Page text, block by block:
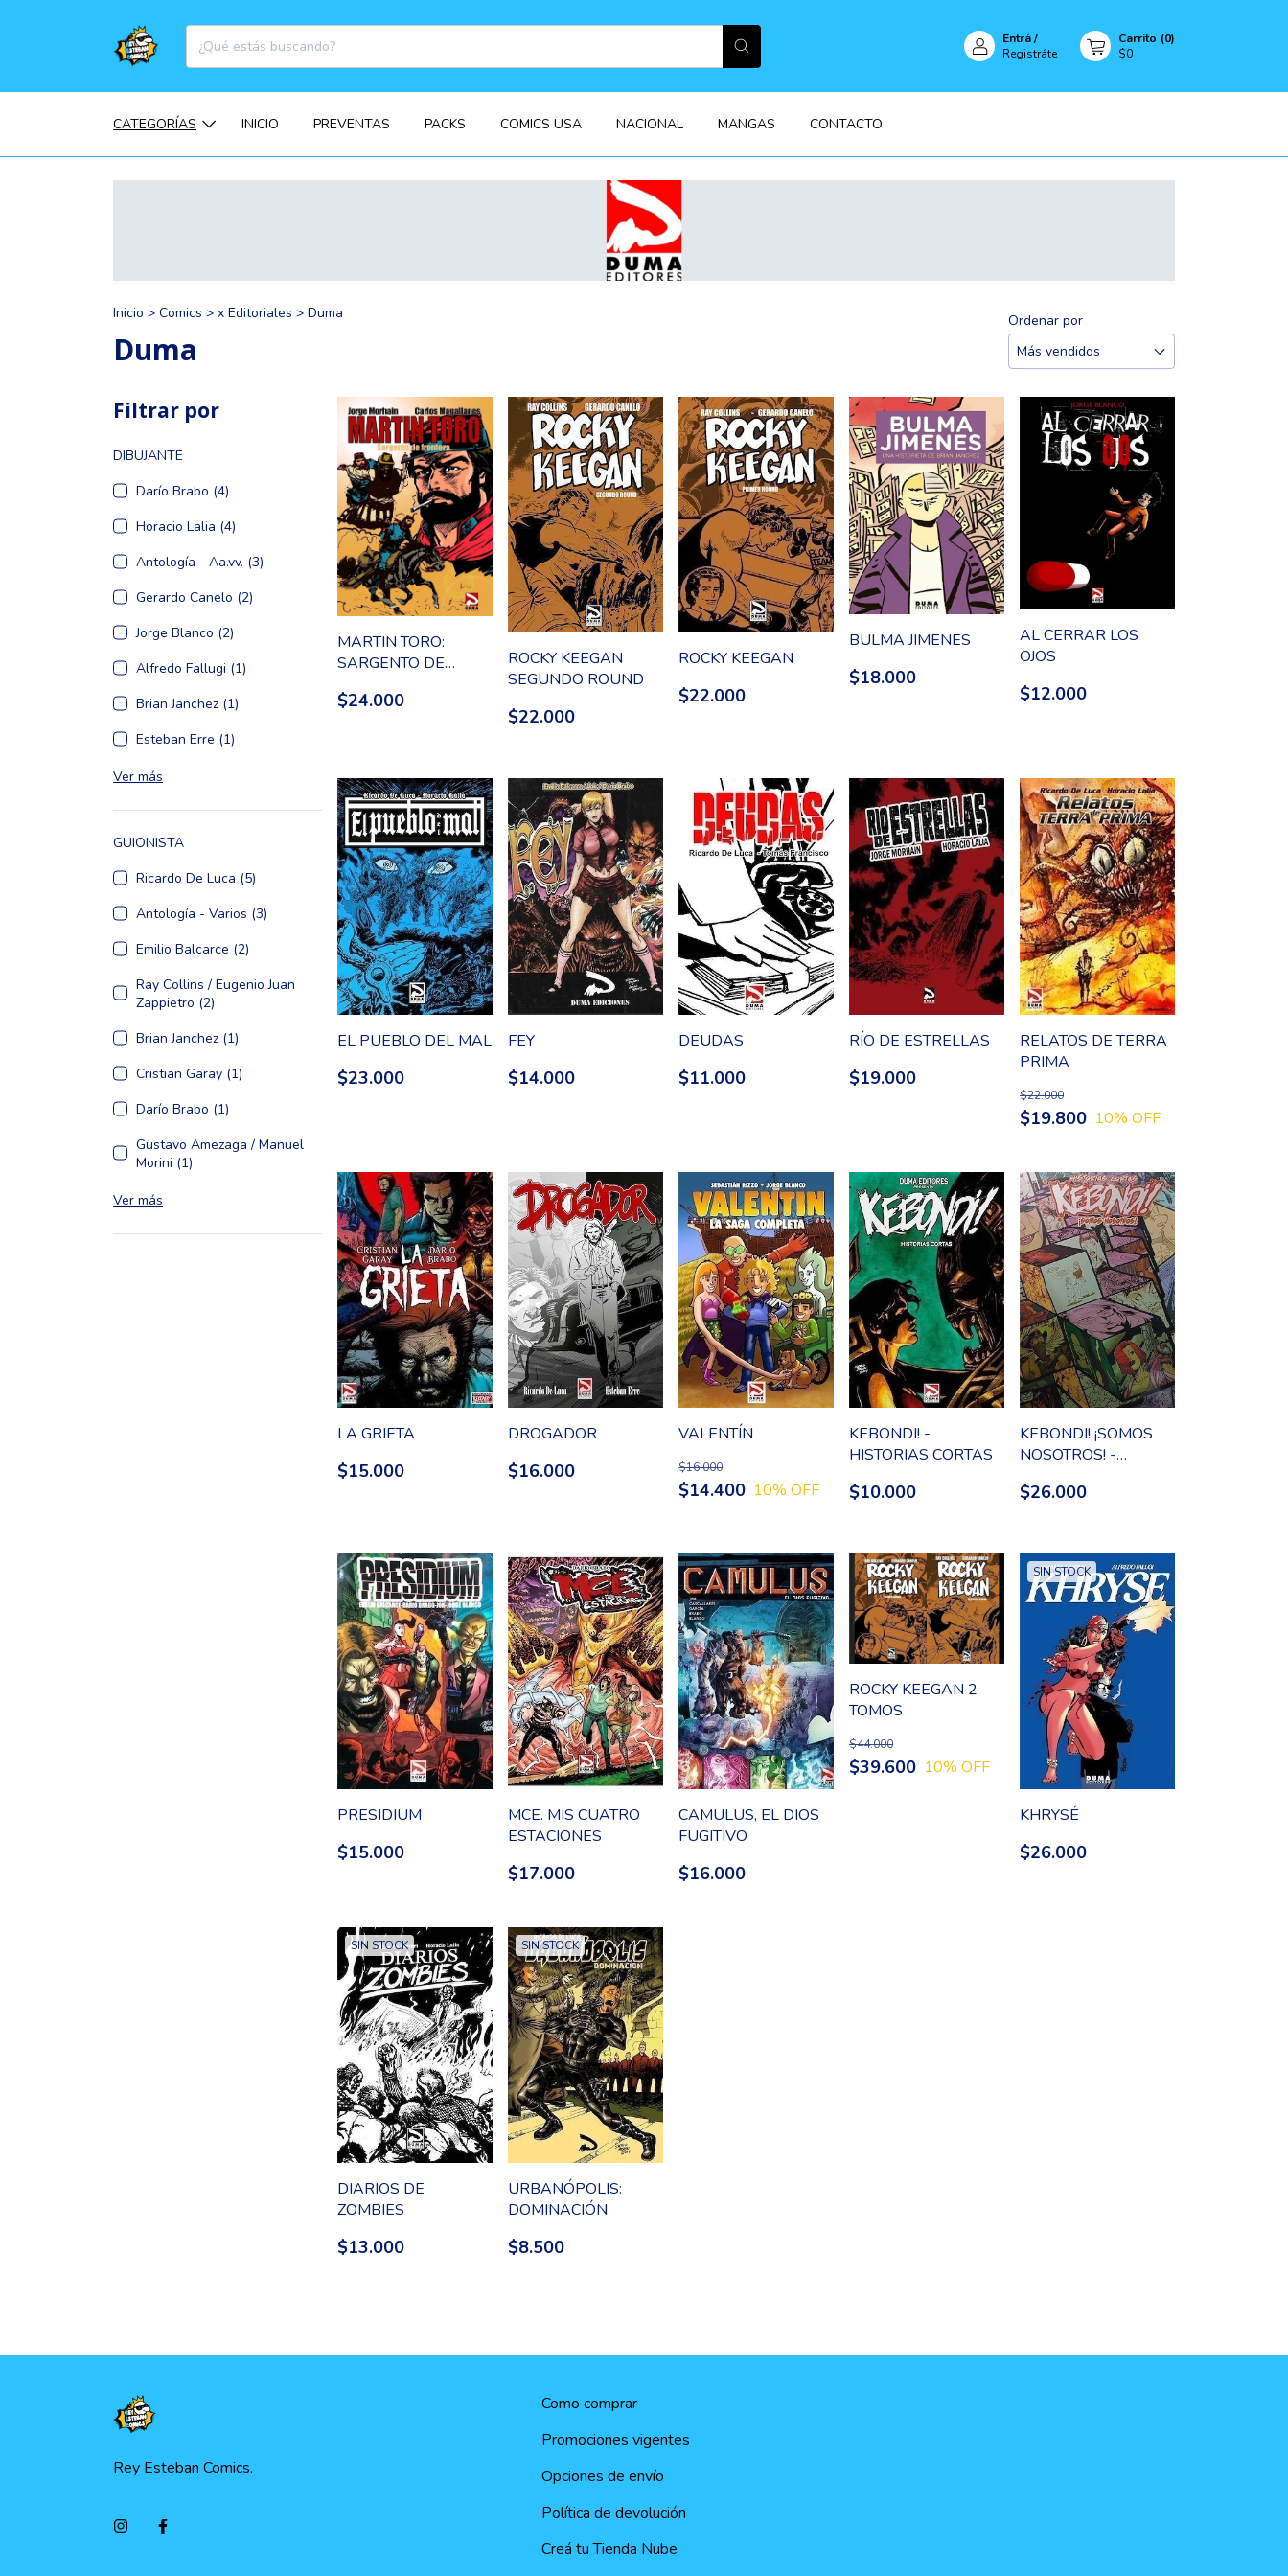
Entrá/
Registráte
Carrito (0)
$0
CATEGORÍAS INICIO PREVENTAS PACKS COMICS USA NACIONAL MANGAS CONTACTO
Inicio > Comics > x Editoriales > Duma
Duma
Ordenar por
Filtrar por
DIBUJANTE
Darío Brabo (4)
Horacio Lalia (4)
Antología - Aa.vv. (3)
Gerardo Canelo (2)
Jorge Blanco (2)
Alfredo Fallugi (1)
Brian Janchez (1)
Esteban Erre (1)
Ver más
GUIONISTA
Ricardo De Luca (5)
Antología - Varios (3)
Emilio Balcarce (2)
Ray Collins / Eugenio Juan
Zappietro (2)
Brian Janchez (1)
Cristian Garay (1)
Darío Brabo (1)
Gustavo Amezaga / Manuel
Morini (1)
Ver más
MARTIN TORO:
SARGENTO DE
$24.000
ROCKY KEEGAN
SEGUNDO ROUND
$22.000
ROCKY KEEGAN
$22.000
BULMA JIMENES
$18.000
AL CERRAR LOS
OJOS
$12.000
EL PUEBLO DEL MAL
$23.000
FEY
$14.000
DEUDAS
$11.000
RÍO DE ESTRELLAS
$19.000
RELATOS DE TERRA
PRIMA
$19.800
$22.000
10% OFF
LA GRIETA
$15.000
DROGADOR
$16.000
VALENTÍN
$14.400
$16.000
10% OFF
KEBONDI! -
HISTORIAS CORTAS
$10.000
KEBONDI! ¡SOMOS
NOSOTROS! -
$26.000
PRESIDIUM
$15.000
MCE. MIS CUATRO
ESTACIONES
$17.000
CAMULUS, EL DIOS
FUGITIVO
$16.000
ROCKY KEEGAN 2
TOMOS
$39.600
$44.000
10% OFF
SIN STOCK
KHRYSÉ
$26.000
SIN STOCK
DIARIOS DE
ZOMBIES
$13.000
SIN STOCK
URBANÓPOLIS:
DOMINACIÓN
$8.500
Rey Esteban Comics.
Como comprar
Promociones vigentes
Opciones de envío
Política de devolución
Creá tu Tienda Nube